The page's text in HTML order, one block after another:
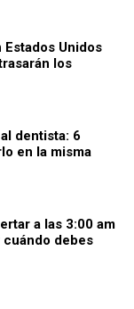
Estados Unidos
los
dentista: 6
en la misma
a las 3:00 am
debes